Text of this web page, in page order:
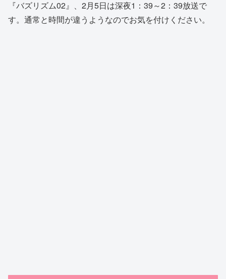
『バズリズム02』、2月5日は深夜1：39～2：39放送で
す。通常と時間が違うようなのでお気を付けください。